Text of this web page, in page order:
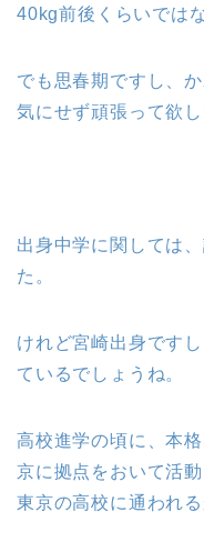
40kg前後くらいでは
でも思春期ですし、
気にせず頑張って欲し
出身中学に関しては
た。
けれど宮崎出身です
ているでしょうね。
高校進学の頃に、本
京に拠点をおいて活
東京の高校に通われる